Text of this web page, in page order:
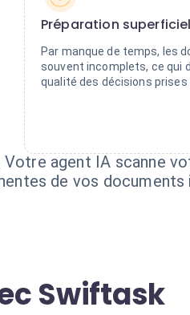
Préparation
Par manque de temps, les
souvent incomplets, ce qui
qualité des décisions prises
agent IA scanne
de vos
Swiftask